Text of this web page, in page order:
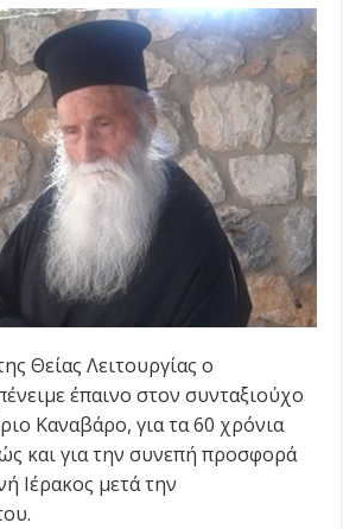
Θείας Λειτουργίας ο
έπαινο στον συνταξιούχο
Καναβάρο, για τα 60 χρόνια
και για την συνεπή προσφορά
Ιέρακος μετά την